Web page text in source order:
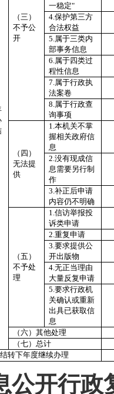
（三）
不予公
开
一稳定"
4.保护第三方
合法权益
5.属于三类内
部事务信息
6.属于四类过
程性信息
7.属于行政执
法案卷
8.属于行政查
询事项
（四）
无法提
供
1.本机关不掌
握相关政府信
息
2.没有现成信
息需要另行制
作
3.补正后申请
内容仍不明确
（五）
不予处
理
1.信访举报投
诉类申请
2.重复申请
3.要求提供公
开出版物
4.无正当理由
大量反复申请
5.要求行政机
关确认或重新
出具已获取信
息
（六）其他处理
（七）总计
转下年度继续办理
公开行